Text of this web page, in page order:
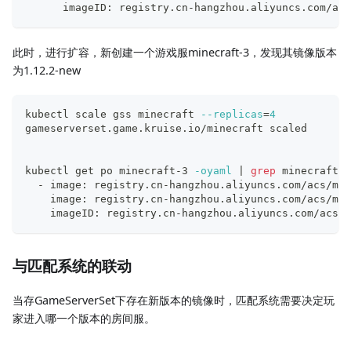
imageID: registry.cn-hangzhou.aliyuncs.com/
此时，进行扩容，新创建一个游戏服minecraft-3，发现其镜像版本
为1.12.2-new
kubectl scale gss minecraft --replicas=4
gameserverset.game.kruise.io/minecraft scaled
kubectl get po minecraft-3 -oyaml grep minecraft-
- image: registry.cn-hangzhou.aliyuncs.com/acs/
image: registry.cn-hangzhou.aliyuncs.com/acs/
imageID: registry.cn-hangzhou.aliyuncs.com/
与匹配系统的联动
当存GameServerSet下存在新版本的镜像时，匹配系统需要决定玩
家进入哪一个版本的房间服。